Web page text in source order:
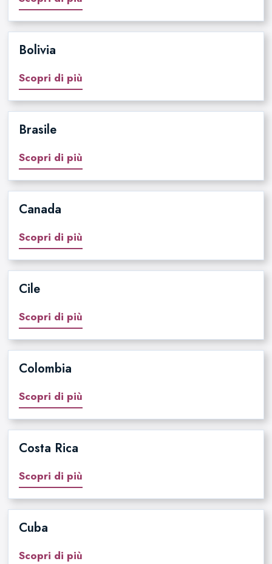
Bolivia
Scopri di più
Brasile
Scopri di più
Canada
Scopri di più
Cile
Scopri di più
Colombia
Scopri di più
Costa Rica
Scopri di più
Cuba
Scopri di più